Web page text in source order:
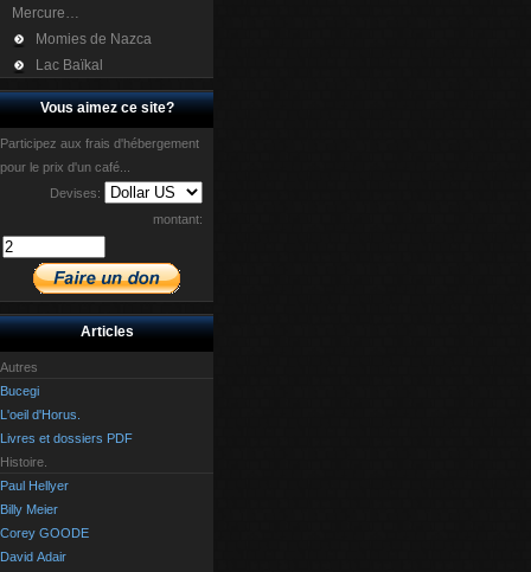
Mercure…
Momies de Nazca
Lac Baïkal
Vous aimez ce site?
Participez aux frais d'hébergement
pour le prix d'un café...
Devises:
montant:
Articles
Autres
Bucegi
L'oeil d'Horus.
Livres et dossiers PDF
Histoire.
Paul Hellyer
Billy Meier
Corey GOODE
David Adair